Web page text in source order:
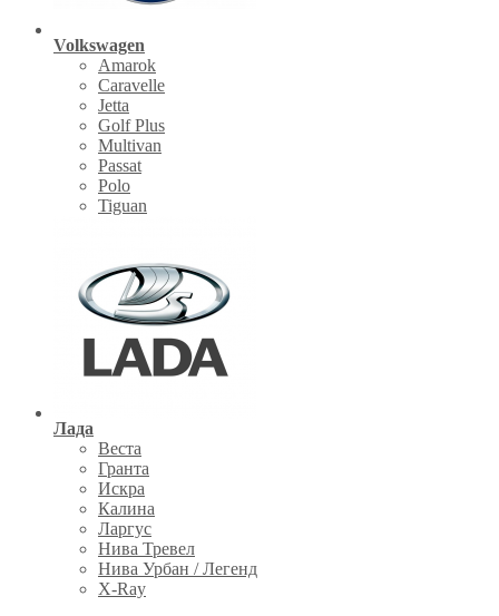
Volkswagen
Amarok
Caravelle
Jetta
Golf Plus
Multivan
Passat
Polo
Tiguan
Лада
Веста
Гранта
Искра
Калина
Ларгус
Нива Тревел
Нива Урбан / Легенд
X-Ray